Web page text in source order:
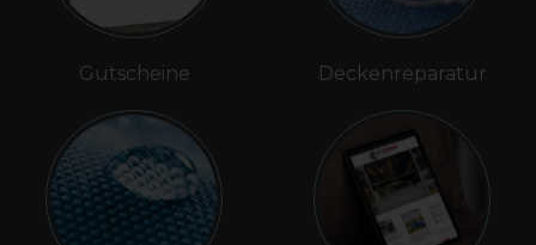
Gutscheine Deckenreparatur